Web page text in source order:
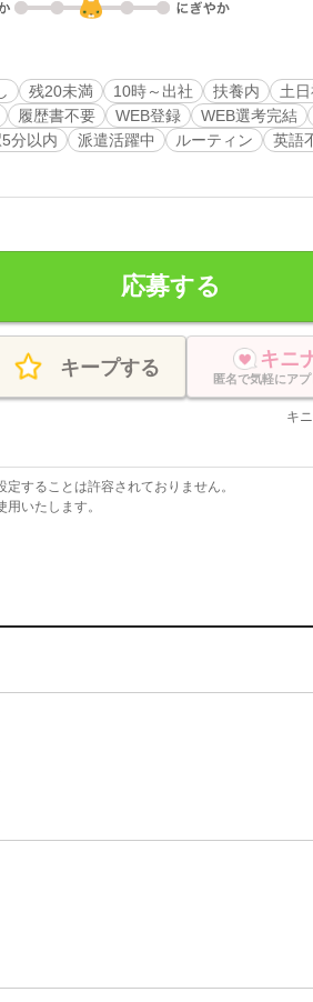
残20未満 10時～出社 扶養内 土
履歴書不要 WEB登録 WEB選考完結
分以内 派遣活躍中 ルーティン 英語
応募する
キープする キニ
匿名で気軽にアプ
キ
することは許容されておりません。
いたします。